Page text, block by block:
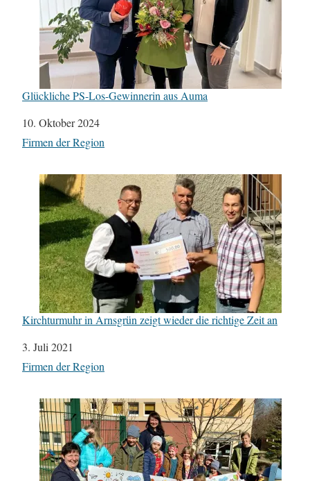
Glückliche PS-Los-Gewinnerin aus Auma
Datum
10. Oktober 2024
In Bezug auf
Firmen der Region
Kirchturmuhr in Arnsgrün zeigt wieder die richtige Zeit an
Datum
3. Juli 2021
In Bezug auf
Firmen der Region